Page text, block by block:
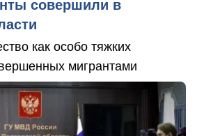
совершили в
как особо тяжких
мигрантами